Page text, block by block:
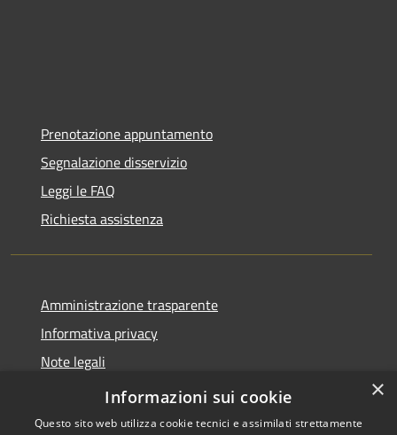
Prenotazione appuntamento
Segnalazione disservizio
Leggi le FAQ
Richiesta assistenza
Amministrazione trasparente
Informativa privacy
Note legali
Dichiarazione di accessibilità
×
Informazioni sui cookie
Questo sito web utilizza cookie tecnici e assimilati strettamente